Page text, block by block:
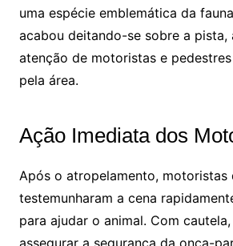
uma espécie emblemática da
acabou deitando-se sobre a pista,
atenção de motoristas e
pela área.
Ação Imediata dos
Após o atropelamento, motoristas
testemunharam a cena
para ajudar o animal. Com
assegurar a segurança da onça-